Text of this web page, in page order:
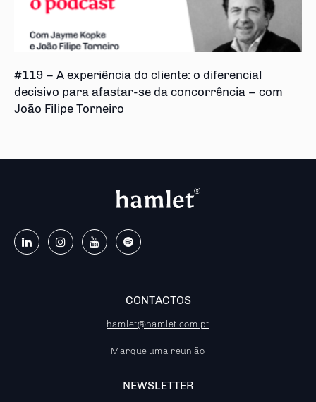
#119 – A experiência do cliente: o diferencial
decisivo para afastar-se da concorrência – com
João Filipe Torneiro
CONTACTOS
hamlet@hamlet.com.pt
Marque uma reunião
NEWSLETTER